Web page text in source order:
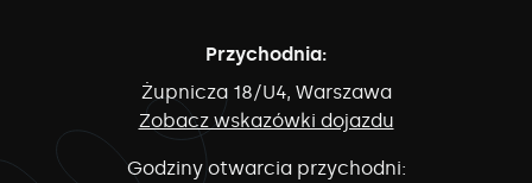
Przychodnia:
Żupnicza 18/U4, Warszawa
Zobacz wskazówki dojazdu
Godziny otwarcia przychodni: